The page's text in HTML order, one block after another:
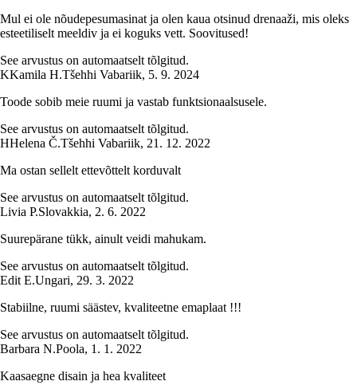
Mul ei ole nõudepesumasinat ja olen kaua otsinud drenaaži, mis oleks
esteetiliselt meeldiv ja ei koguks vett. Soovitused!
See arvustus on automaatselt tõlgitud.
KKamila H.Tšehhi Vabariik, 5. 9. 2024
Toode sobib meie ruumi ja vastab funktsionaalsusele.
See arvustus on automaatselt tõlgitud.
HHelena Č.Tšehhi Vabariik, 21. 12. 2022
Ma ostan sellelt ettevõttelt korduvalt
See arvustus on automaatselt tõlgitud.
Livia P.Slovakkia, 2. 6. 2022
Suurepärane tükk, ainult veidi mahukam.
See arvustus on automaatselt tõlgitud.
Edit E.Ungari, 29. 3. 2022
Stabiilne, ruumi säästev, kvaliteetne emaplaat !!!
See arvustus on automaatselt tõlgitud.
Barbara N.Poola, 1. 1. 2022
Kaasaegne disain ja hea kvaliteet